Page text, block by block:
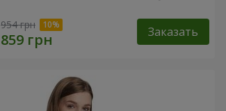
954 грн Заказать